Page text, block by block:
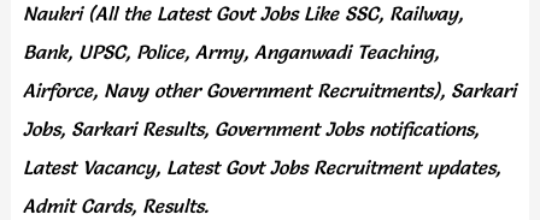
Naukri (All the Latest Govt Jobs Like SSC, Railway,
Bank, UPSC, Police, Army, Anganwadi Teaching,
Airforce, Navy other Government Recruitments), Sarkari
Jobs, Sarkari Results, Government Jobs notifications,
Latest Vacancy, Latest Govt Jobs Recruitment updates,
Admit Cards, Results.